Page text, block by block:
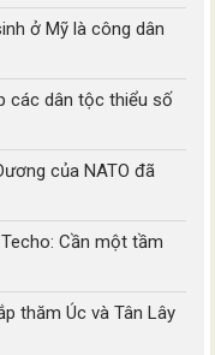
ở Mỹ là công dân
các dân tộc thiểu số
của NATO đã
Cần một tầm
thăm Úc và Tân Lây